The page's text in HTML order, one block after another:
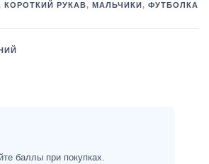
КОРОТКИЙ РУКАВ, МАЛЬЧИКИ , ФУТБОЛКА
баллы при покупках.